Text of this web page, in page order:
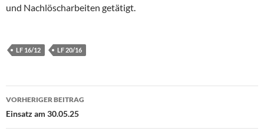
und Nachlöscharbeiten getätigt.
LF 16/12 LF 20/16
Beitragsnavigation
VORHERIGER BEITRAG
Einsatz am 30.05.25